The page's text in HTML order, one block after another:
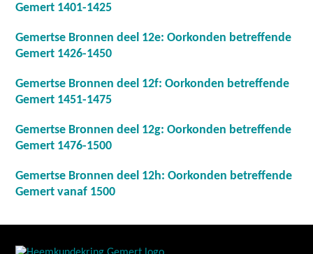
Gemert 1401-1425
Gemertse Bronnen deel 12e: Oorkonden betreffende
Gemert 1426-1450
Gemertse Bronnen deel 12f: Oorkonden betreffende
Gemert 1451-1475
Gemertse Bronnen deel 12g: Oorkonden betreffende
Gemert 1476-1500
Gemertse Bronnen deel 12h: Oorkonden betreffende
Gemert vanaf 1500